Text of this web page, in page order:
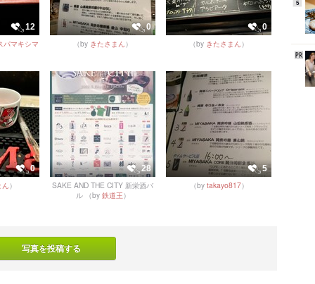
12
パマキシマ
0
（by きたさまん ）
0
（by きたさまん ）
0
）
28
SAKE AND THE CITY 新栄酒バ
ル
（by 鉄道王 ）
5
（by takayo817）
写真を投稿する
5